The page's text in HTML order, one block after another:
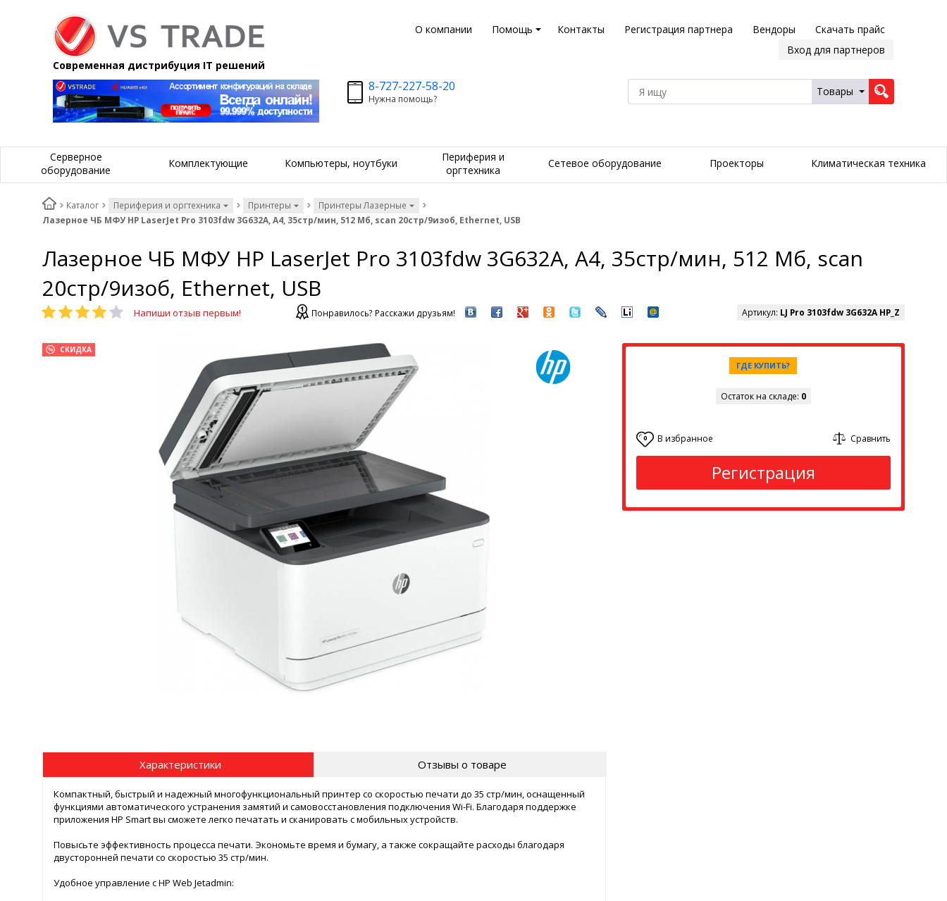
О компании Помощь Контакты Регистрация партнера Вендоры
Скачать прайс
Вход для партнеров
Современная дистрибуция IT решений
8-727-227-58-20
Нужна помощь?
Товары
Серверное
оборудование
Комплектующие Компьютеры, ноутбуки
Периферия и
оргтехника
Сетевое оборудование Проекторы Климатическая техника
Каталог Периферия и оргтехника Принтеры
Принтеры Лазерные
Лазерное ЧБ МФУ HP LaserJet Pro 3103fdw 3G632A, А4, 35стр/мин, 512 Мб, scan 20стр/9изоб, Ethernet, USB
Лазерное ЧБ МФУ HP LaserJet Pro 3103fdw 3G632A, А4, 35стр/мин, 512 Мб, scan
20стр/9изоб, Ethernet, USB
Напиши отзыв первым! Понравилось? Расскажи друзьям! Артикул: LJ Pro 3103fdw 3G632A HP_Z
СКИДКА
ГДЕ КУПИТЬ?
Остаток на складе: 0
0 В избранное Сравнить
Регистрация
Характеристики Отзывы о товаре
Компактный, быстрый и надежный многофункциональный принтер со скоростью печати до 35 стр/мин, оснащенный
функциями автоматического устранения замятий и самовосстановления подключения Wi-Fi. Благодаря поддержке
приложения HP Smart вы сможете легко печатать и сканировать с мобильных устройств.
Повысьте эффективность процесса печати. Экономьте время и бумагу, а также сокращайте расходы благодаря
двусторонней печати со скоростью 35 стр/мин.
Удобное управление с HP Web Jetadmin: